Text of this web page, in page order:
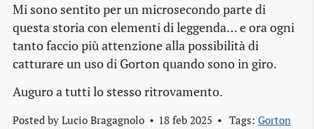
Mi sono sentito per un microsecondo parte di
questa storia con elementi di leggenda… e ora ogni
tanto faccio più attenzione alla possibilità di
catturare un uso di Gorton quando sono in giro.
Auguro a tutti lo stesso ritrovamento.
Posted by Lucio Bragagnolo 18 feb 2025 Tags: Gorton